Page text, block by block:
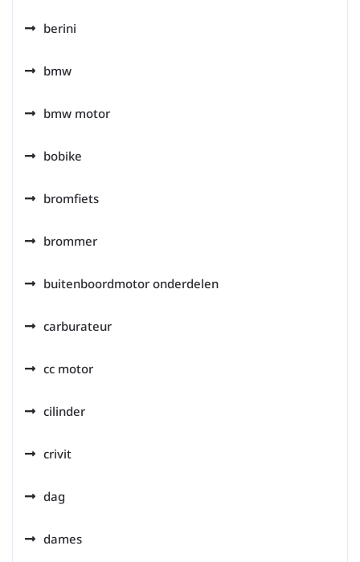
berini
bmw
bmw motor
bobike
bromfiets
brommer
buitenboordmotor onderdelen
carburateur
cc motor
cilinder
crivit
dag
dames